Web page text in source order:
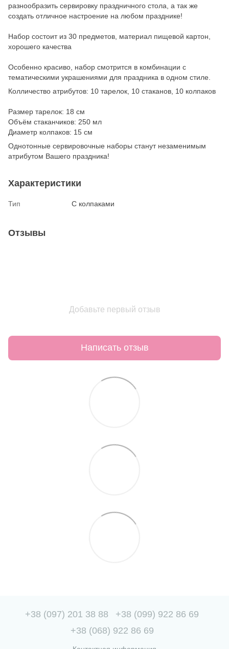
разнообразить сервировку праздничного стола, а так же
создать отличное настроение на любом празднике!
Набор состоит из 30 предметов, материал пищевой картон,
хорошего качества
Особенно красиво, набор смотрится в комбинации с
тематическими украшениями для праздника в одном стиле.
Колличество атрибутов: 10 тарелок, 10 стаканов, 10 колпаков
Размер тарелок: 18 см
Объём стаканчиков: 250 мл
Диаметр колпаков: 15 см
Однотонные сервировочные наборы станут незаменимым
атрибутом Вашего праздника!
Характеристики
Тип С колпаками
Отзывы
Добавьте первый отзыв
Написать отзыв
+38 (097) 201 38 88
+38 (099) 922 86 69
+38 (068) 922 86 69